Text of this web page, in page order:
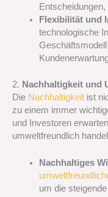
Flexibilität und
technologische
2. Nachhaltigkeit und
Die Nachhaltigkeit ist
zu einem immer
und Investoren
umweltfreundlich
Nachhaltiges
um die